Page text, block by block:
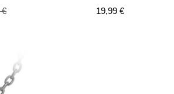
€
Precio
19,99 €